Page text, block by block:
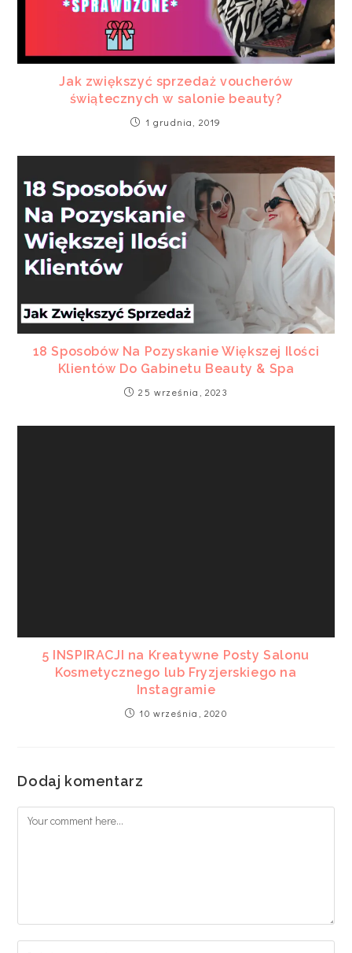
Jak zwiększyć sprzedaż voucherów
świątecznych w salonie beauty?
1 grudnia, 2019
18 Sposobów Na Pozyskanie Większej Ilości
Klientów Do Gabinetu Beauty & Spa
25 września, 2023
5 INSPIRACJI na Kreatywne Posty Salonu
Kosmetycznego lub Fryzjerskiego na
Instagramie
10 września, 2020
Dodaj komentarz